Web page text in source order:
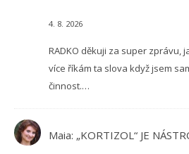
4. 8. 2026
RADKO děkuji za super zprávu,
více říkám ta slova když jsem
činnost.…
Maia: „KORTIZOL“ JE